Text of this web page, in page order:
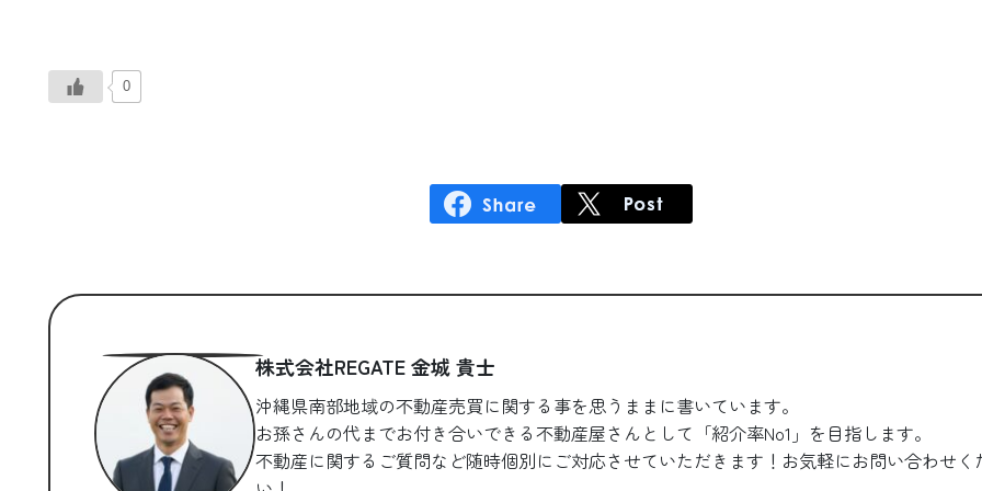
0
株式会社REGATE 金城 貴士
沖縄県南部地域の不動産売買に関する事を思うままに書いています。
お孫さんの代までお付き合いできる不動産屋さんとして「紹介率No1」を目指します。
不動産に関するご質問など随時個別にご対応させていただきます！お気軽にお問い合わせく